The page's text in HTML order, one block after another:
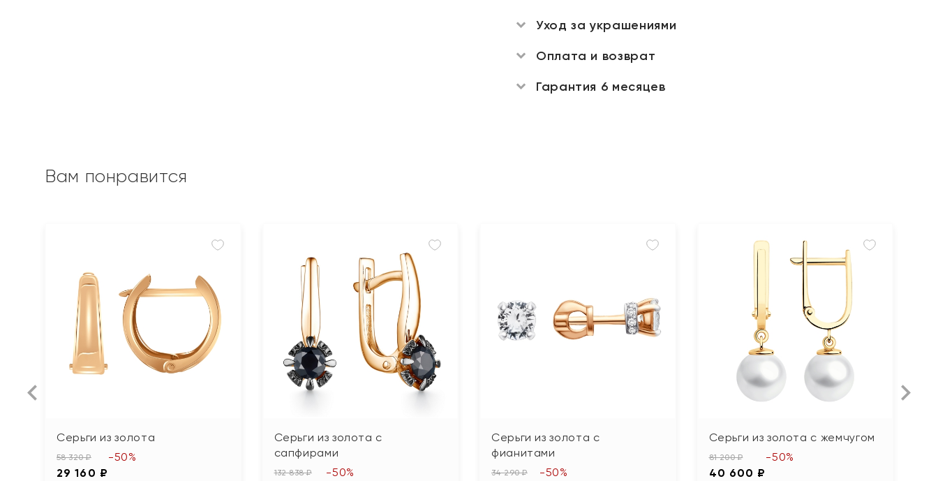
Уход за украшениями
Оплата и возврат
Гарантия 6 месяцев
Вам понравится
Серьги из золота
58 320 ₽
29 160 ₽
-50%
Серьги из золота с
сапфирами
132 838 ₽ -50%
Серьги из золота с
фианитами
34 290 ₽ -50%
Серьги из золота с жемчугом
81 200 ₽
40 600 ₽
-50%